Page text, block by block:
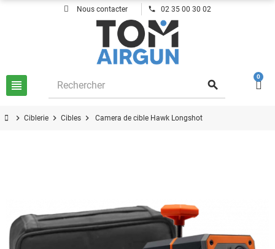
Nous contacter phone 02 35 00 30 02
view_headline search
0
chevron_right Ciblerie chevron_right Cibles chevron_right Camera de cible Hawk Longshot